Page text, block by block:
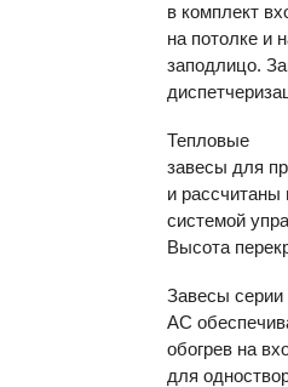
в комплект
на потолке и
заподлицо.
Тепловые
завесы для
и рассчитаны
системой
Высота
Завесы серии
AC
обогрев на
для